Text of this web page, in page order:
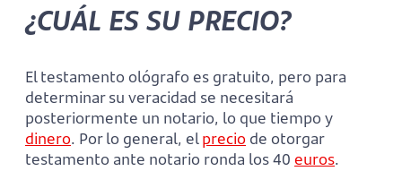
¿CUÁL ES SU PRECIO?
El testamento ológrafo es gratuito, pero para
determinar su veracidad se necesitará
posteriormente un notario, lo que tiempo y
dinero. Por lo general, elprecio de otorgar
testamento ante notario ronda los 40 euros.